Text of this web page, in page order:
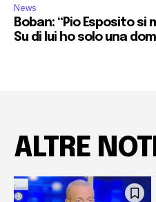
News
Boban: “Pio Esposito si
Su di lui ho solo una
ALTRE